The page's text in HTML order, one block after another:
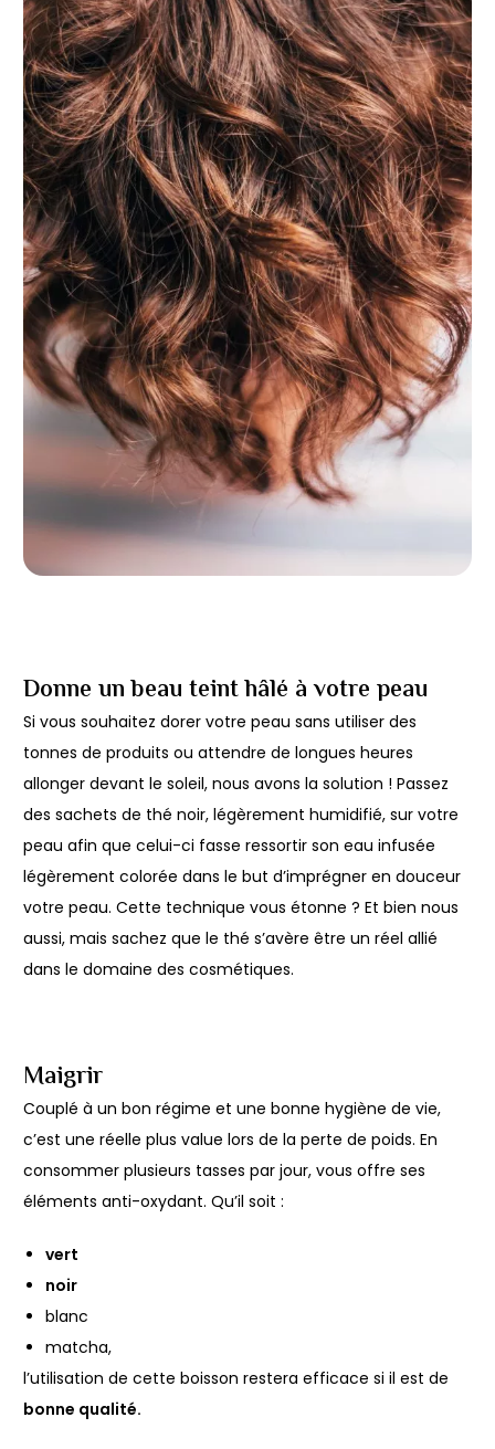
Donne un beau teint hâlé à votre peau
Si vous souhaitez dorer votre peau sans utiliser des
tonnes de produits ou attendre de longues heures
allonger devant le soleil, nous avons la solution ! Passez
des sachets de thé noir, légèrement humidifié, sur votre
peau afin que celui-ci fasse ressortir son eau infusée
légèrement colorée dans le but d’imprégner en douceur
votre peau. Cette technique vous étonne ? Et bien nous
aussi, mais sachez que le thé s’avère être un réel allié
dans le domaine des cosmétiques.
Maigrir
Couplé à un bon régime et une bonne hygiène de vie,
c’est une réelle plus value lors de la perte de poids. En
consommer plusieurs tasses par jour, vous offre ses
éléments anti-oxydant. Qu’il soit :
vert
noir
blanc
matcha,
l’utilisation de cette boisson restera efficace si il est de
bonne qualité.